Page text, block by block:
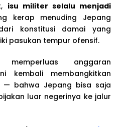
isu militer selalu menjadi
kerap menuding Jepang
konstitusi damai yang
pasukan tempur ofensif.
anggaran
kembali membangkitkan
— bahwa Jepang bisa saja
luar negerinya ke jalur